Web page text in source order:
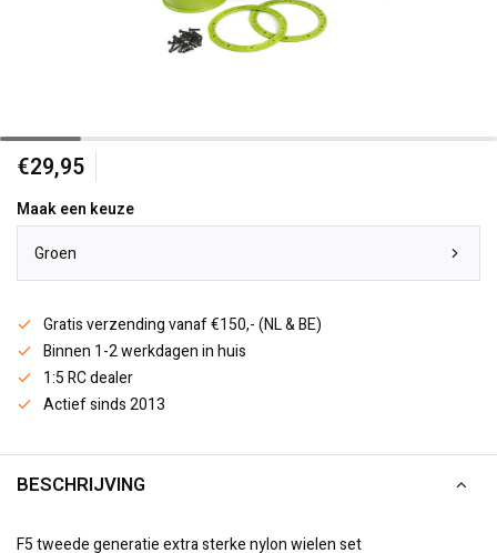
€29,95
Maak een keuze
Groen
Gratis verzending vanaf €150,- (NL & BE)
Binnen 1-2 werkdagen in huis
1:5 RC dealer
Actief sinds 2013
BESCHRIJVING
F5 tweede generatie extra sterke nylon wielen set